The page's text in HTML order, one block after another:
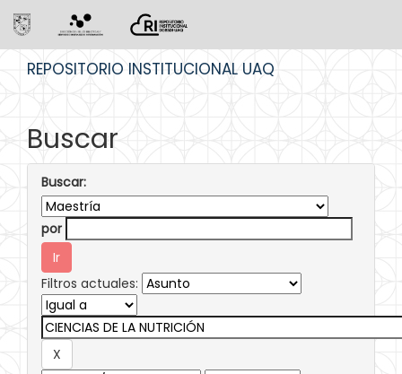
REPOSITORIO INSTITUCIONAL UAQ
Buscar
Buscar:
por
Filtros actuales: